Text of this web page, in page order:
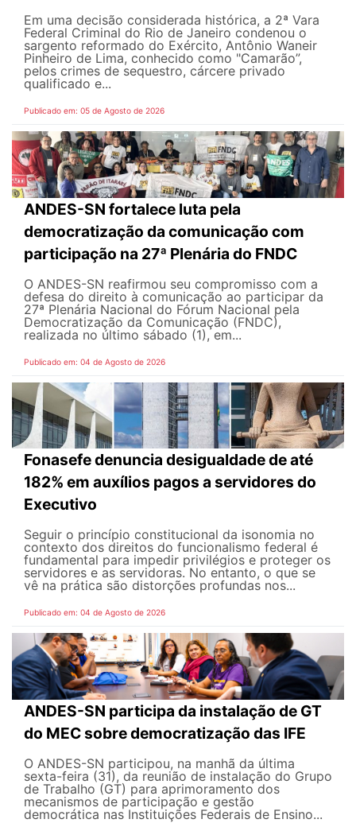
Em uma decisão considerada histórica, a 2ª Vara
Federal Criminal do Rio de Janeiro condenou o
sargento reformado do Exército, Antônio Waneir
Pinheiro de Lima, conhecido como "Camarão”,
pelos crimes de sequestro, cárcere privado
qualificado e...
Publicado em: 05 de Agosto de 2026
ANDES-SN fortalece luta pela
democratização da comunicação com
participação na 27ª Plenária do FNDC
O ANDES-SN reafirmou seu compromisso com a
defesa do direito à comunicação ao participar da
27ª Plenária Nacional do Fórum Nacional pela
Democratização da Comunicação (FNDC),
realizada no último sábado (1), em...
Publicado em: 04 de Agosto de 2026
Fonasefe denuncia desigualdade de até
182% em auxílios pagos a servidores do
Executivo
Seguir o princípio constitucional da isonomia no
contexto dos direitos do funcionalismo federal é
fundamental para impedir privilégios e proteger os
servidores e as servidoras. No entanto, o que se
vê na prática são distorções profundas nos...
Publicado em: 04 de Agosto de 2026
ANDES-SN participa da instalação de GT
do MEC sobre democratização das IFE
O ANDES-SN participou, na manhã da última
sexta-feira (31), da reunião de instalação do Grupo
de Trabalho (GT) para aprimoramento dos
mecanismos de participação e gestão
democrática nas Instituições Federais de Ensino...